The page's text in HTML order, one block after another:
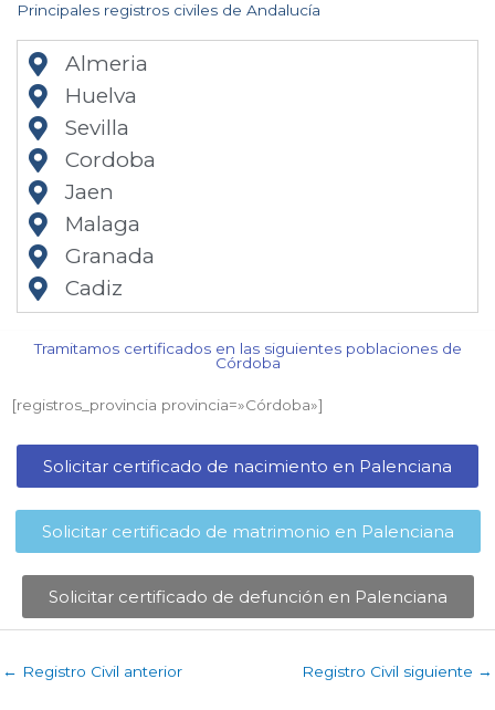
Principales registros civiles de Andalucía
Almeria
Huelva
Sevilla
Cordoba
Jaen
Malaga
Granada
Cadiz
Tramitamos certificados en las siguientes poblaciones de
Córdoba​
[registros_provincia provincia=»Córdoba​»]
Solicitar certificado de nacimiento en Palenciana​
Solicitar certificado de matrimonio en Palenciana​
Solicitar certificado de defunción en Palenciana​
← Registro Civil anterior Registro Civil siguiente →